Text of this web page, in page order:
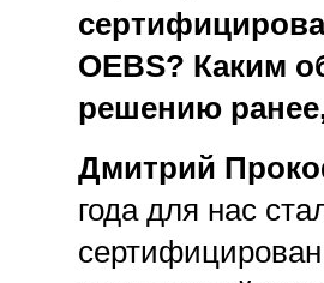
OEBS? Каким
решению
Дмитрий
года для нас